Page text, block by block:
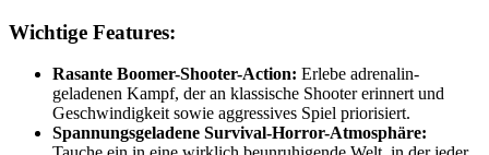
Wichtige Features:
Rasante Boomer-Shooter-Action: Erlebe adrenalin-
geladenen Kampf, der an klassische Shooter erinnert und
Geschwindigkeit sowie aggressives Spiel priorisiert.
Spannungsgeladene Survival-Horror-Atmosphäre: